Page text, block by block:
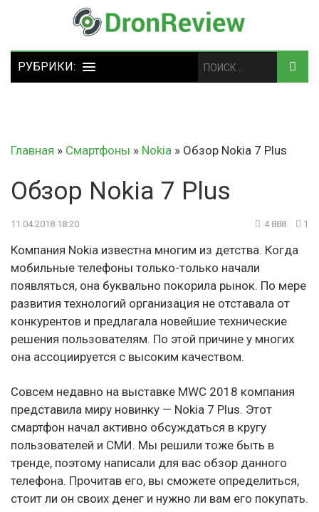
Главная » Смартфоны » Nokia » Обзор Nokia 7 Plus
Обзор Nokia 7 Plus
11.04.2018 18:20 4 888 1
Компания Nokia известна многим из детства. Когда
мобильные телефоны только-только начали
появляться, она буквально покорила рынок. По мере
развития технологий организация не отставала от
конкурентов и предлагала новейшие технические
решения пользователям. По этой причине у многих
она ассоциируется с высоким качеством.
Совсем недавно на выставке MWC 2018 компания
представила миру новинку — Nokia 7 Plus. Этот
смартфон начал активно обсуждаться в кругу
пользователей и СМИ. Мы решили тоже быть в
тренде, поэтому написали для вас обзор данного
телефона. Прочитав его, вы сможете определиться,
стоит ли он своих денег и нужно ли вам его покупать.